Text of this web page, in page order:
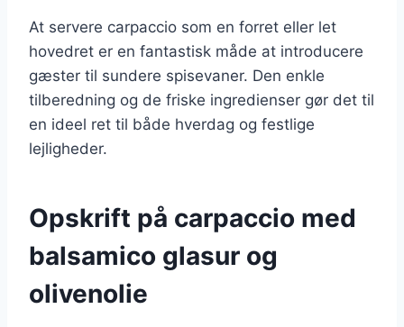
At servere carpaccio som en forret eller let
hovedret er en fantastisk måde at introducere
gæster til sundere spisevaner. Den enkle
tilberedning og de friske ingredienser gør det til
en ideel ret til både hverdag og festlige
lejligheder.
Opskrift på carpaccio med
balsamico glasur og
olivenolie